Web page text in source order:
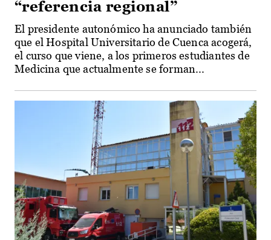
“referencia regional”
El presidente autonómico ha anunciado también
que el Hospital Universitario de Cuenca acogerá,
el curso que viene, a los primeros estudiantes de
Medicina que actualmente se forman...